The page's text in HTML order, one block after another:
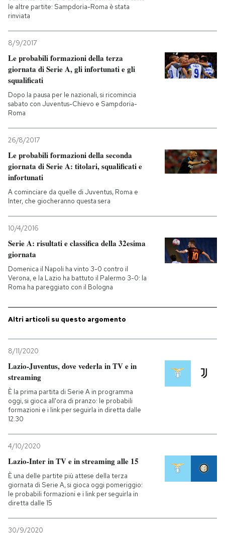
le altre partite: Sampdoria-Roma è stata
rinviata
8/9/2017
Le probabili formazioni della terza
giornata di Serie A, gli infortunati e gli
squalificati
Dopo la pausa per le nazionali, si ricomincia
sabato con Juventus-Chievo e Sampdoria-
Roma
26/8/2017
Le probabili formazioni della seconda
giornata di Serie A: titolari, squalificati e
infortunati
A cominciare da quelle di Juventus, Roma e
Inter, che giocheranno questa sera
10/4/2016
Serie A: risultati e classifica della 32esima
giornata
Domenica il Napoli ha vinto 3-0 contro il
Verona, e la Lazio ha battuto il Palermo 3-0: la
Roma ha pareggiato con il Bologna
Altri articoli su questo argomento
8/11/2020
Lazio-Juventus, dove vederla in TV e in
streaming
È la prima partita di Serie A in programma
oggi, si gioca all'ora di pranzo: le probabili
formazioni e i link per seguirla in diretta dalle
12.30
4/10/2020
Lazio-Inter in TV e in streaming alle 15
È una delle partite più attese della terza
giornata di Serie A, si gioca oggi pomeriggio:
le probabili formazioni e i link per seguirla in
diretta dalle 15
30/9/2020